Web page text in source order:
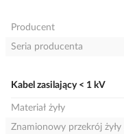
Producent
Seria producenta
Kabel zasilający < 1 kV
Materiał żyły
Znamionowy przekrój żyły